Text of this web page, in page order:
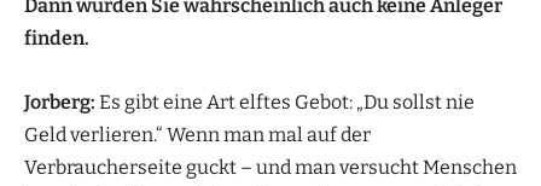
Dann würden Sie wahrscheinlich auch keine Anleger
finden.
Jorberg: Es gibt eine Art elftes Gebot: „Du sollst nie
Geld verlieren.“ Wenn man mal auf der
Verbraucherseite guckt – und man versucht Menschen